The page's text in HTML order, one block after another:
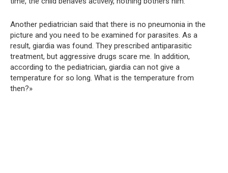
Another pediatrician said that there is no pneumonia in the
picture and you need to be examined for parasites. As a
result, giardia was found. They prescribed antiparasitic
treatment, but aggressive drugs scare me. In addition,
according to the pediatrician, giardia can not give a
temperature for so long. What is the temperature from
then?»